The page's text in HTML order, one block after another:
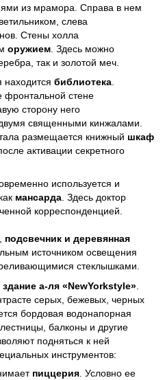
из мрамора. Справа в нем
слева
Стены холла
оружием . Здесь можно
так и золотой меч.
находится библиотека
фронтальной стене
сторону него
священными кинжалами.
размещается книжный шкаф
активации секретного
используется и
мансарда. Здесь доктор
корреспонденцией.
, подсвечник и деревянная
источником освещения
стеклышками.
здание а-ля «NewYorkstyle»
серых, бежевых, черных
бордовая водонапорная
балконы и другие
подняться к ней
инструментов:
пиццерия . Условно ее